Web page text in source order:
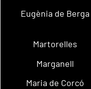
Eugènia de Berga
Martorelles
Marganell
Maria de Corcó